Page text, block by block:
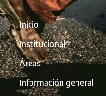
Inicio
Institucional
Áreas
Información general